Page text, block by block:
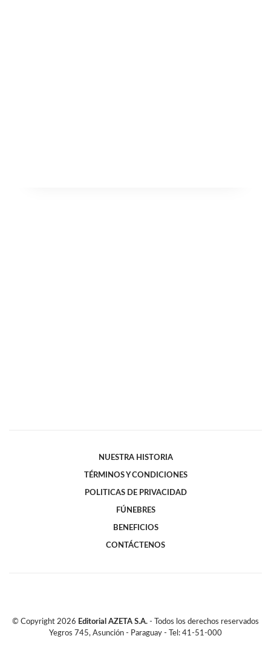
NUESTRA HISTORIA
TÉRMINOS Y CONDICIONES
POLITICAS DE PRIVACIDAD
FÚNEBRES
BENEFICIOS
CONTÁCTENOS
© Copyright 2026 Editorial AZETA S.A. - Todos los derechos reservados
Yegros 745, Asunción - Paraguay - Tel: 41-51-000